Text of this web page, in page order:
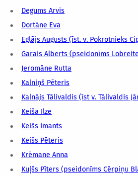
Degums Arvis
Dortāne Eva
Eglājs Augusts (īst. v. Pokrotnieks
Garais Alberts (pseidonīms
Jeromāne Rutta
Kalniņš Pēteris
Kalnājs Tālivaldis (īst v. Tālivaldis
Keiša Ilze
Keišs Imants
Keišs Pēteris
Krēmane Anna
Kuļšs Pīters (pseidonīms Cērpiņu